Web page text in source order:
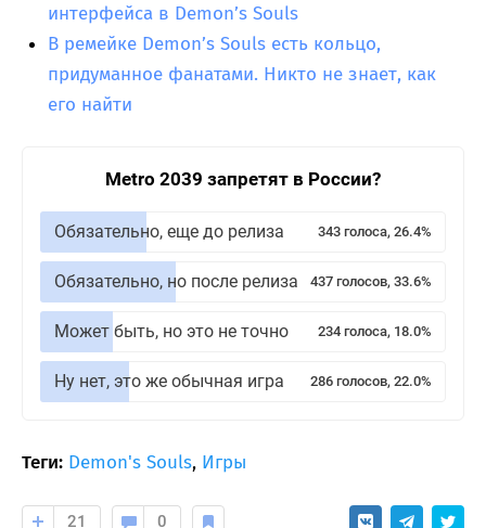
интерфейса в Demon’s Souls
В ремейке Demon’s Souls есть кольцо,
придуманное фанатами. Никто не знает, как
его найти
Metro 2039 запретят в России?
Обязательно, еще до релиза 343 голоса, 26.4%
Обязательно, но после релиза 437 голосов, 33.6%
Может быть, но это не точно 234 голоса, 18.0%
Ну нет, это же обычная игра 286 голосов, 22.0%
Теги: Demon's Souls, Игры
21 0